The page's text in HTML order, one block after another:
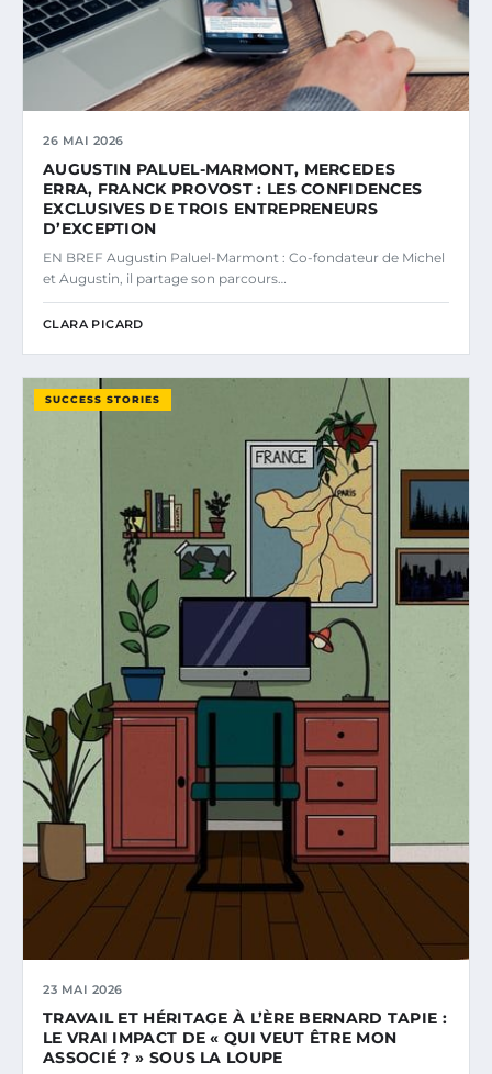
26 MAI 2026
AUGUSTIN PALUEL-MARMONT, MERCEDES
ERRA, FRANCK PROVOST : LES CONFIDENCES
EXCLUSIVES DE TROIS ENTREPRENEURS
D’EXCEPTION
EN BREF Augustin Paluel-Marmont : Co-fondateur de Michel
et Augustin, il partage son parcours…
CLARA PICARD
SUCCESS STORIES
23 MAI 2026
TRAVAIL ET HÉRITAGE À L’ÈRE BERNARD TAPIE :
LE VRAI IMPACT DE « QUI VEUT ÊTRE MON
ASSOCIÉ ? » SOUS LA LOUPE